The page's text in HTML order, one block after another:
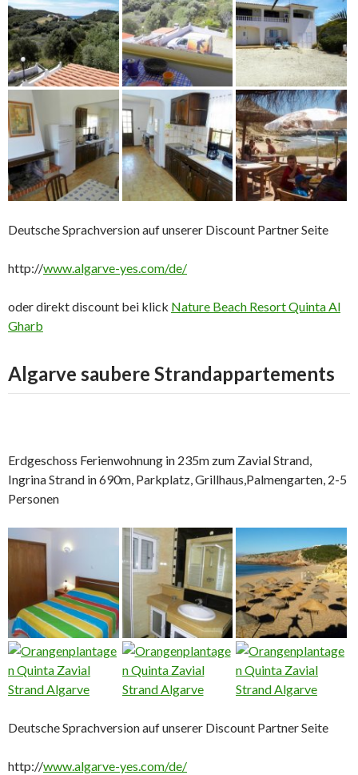
Deutsche Sprachversion auf unserer Discount Partner Seite
http://www.algarve-yes.com/de/
oder direkt discount bei klick Nature Beach Resort Quinta Al
Gharb
Algarve saubere Strandappartements
Erdgeschoss Ferienwohnung in 235m zum Zavial Strand,
Ingrina Strand in 690m, Parkplatz, Grillhaus,Palmengarten, 2-5
Personen
Deutsche Sprachversion auf unserer Discount Partner Seite
http://www.algarve-yes.com/de/